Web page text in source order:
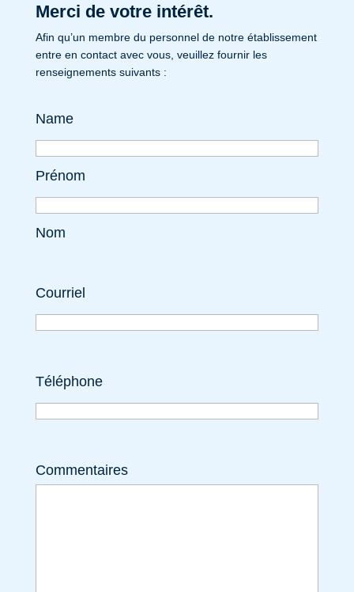
Merci de votre intérêt.
Afin qu’un membre du personnel de notre établissement
entre en contact avec vous, veuillez fournir les
renseignements suivants :
Name
Prénom
Nom
Courriel
Téléphone
Commentaires